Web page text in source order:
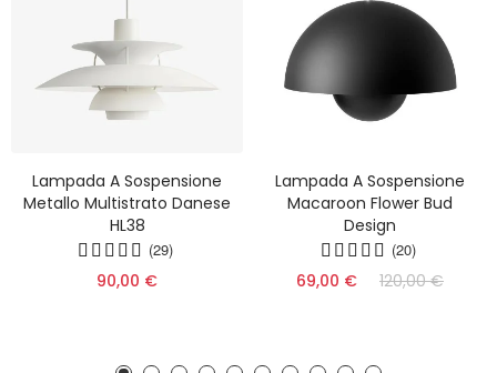
Lampada A Sospensione
Metallo Multistrato Danese
HL38
(29)
90,00 €
Lampada A Sospensione
Macaroon Flower Bud
Design
(20)
69,00 € 120,00 €